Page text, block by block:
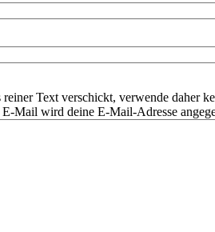
Text verschickt, verwende daher
Mail wird deine E-Mail-Adresse